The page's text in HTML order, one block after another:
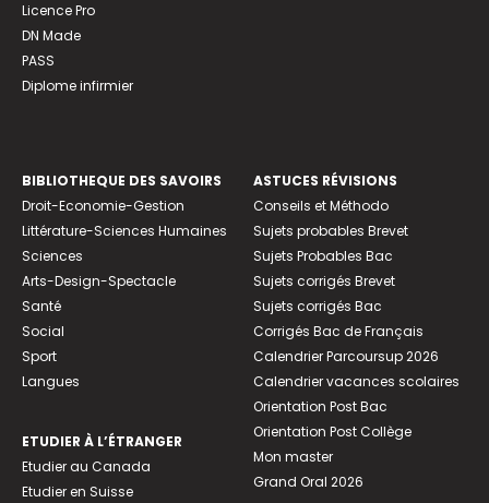
Licence Pro
DN Made
PASS
Diplome infirmier
BIBLIOTHEQUE DES SAVOIRS
Droit-Economie-Gestion
Littérature-Sciences Humaines
Sciences
Arts-Design-Spectacle
Santé
Social
Sport
Langues
ETUDIER À L’ÉTRANGER
Etudier au Canada
Etudier en Suisse
ASTUCES RÉVISIONS
Conseils et Méthodo
Sujets probables Brevet
Sujets Probables Bac
Sujets corrigés Brevet
Sujets corrigés Bac
Corrigés Bac de Français
Calendrier Parcoursup 2026
Calendrier vacances scolaires
Orientation Post Bac
Orientation Post Collège
Mon master
Grand Oral 2026